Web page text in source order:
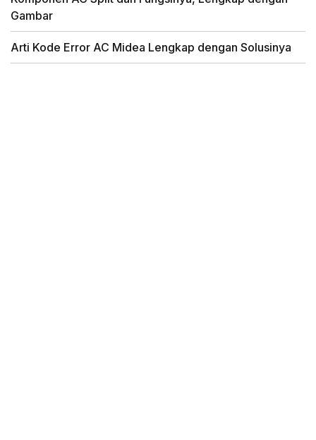
Gambar
Arti Kode Error AC Midea Lengkap dengan Solusinya